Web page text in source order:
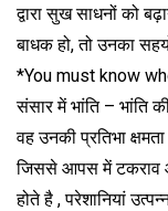
द्वारा सुख साधनों को
बाधक हो, तो उनका
*You must know
संसार में भांति – भांति
वह उनकी प्रतिभा
जिससे आपस में टकराव आ
होते है , परेशानियां